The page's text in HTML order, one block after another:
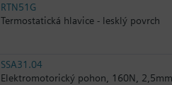
RTN51G
Termostatická hlavice - lesklý povrch
SSA31.04
Elektromotorický pohon, 160N,